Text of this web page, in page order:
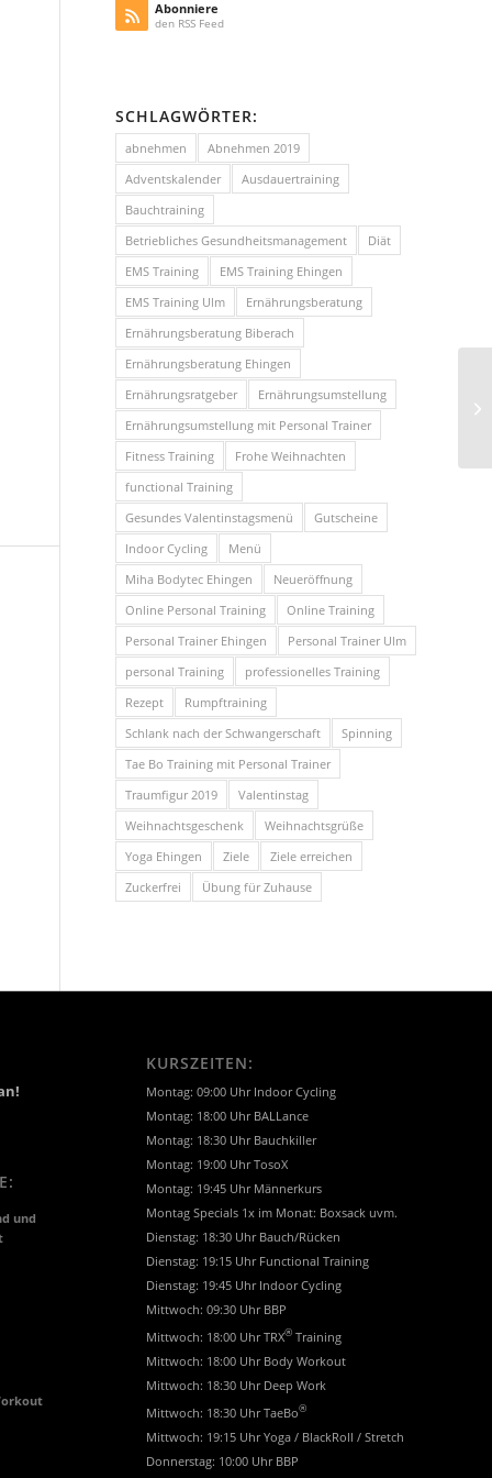
Abonniere
den RSS Feed
SCHLAGWÖRTER:
abnehmen
Abnehmen 2019
Adventskalender
Ausdauertraining
Bauchtraining
Betriebliches Gesundheitsmanagement
Diät
EMS Training
EMS Training Ehingen
EMS Training Ulm
Ernährungsberatung
Ernährungsberatung Biberach
Ernährungsberatung Ehingen
Ernährungsratgeber
Ernährungsumstellung
Ernährungsumstellung mit Personal Trainer
Fitness Training
Frohe Weihnachten
functional Training
Gesundes Valentinstagsmenü
Gutscheine
Indoor Cycling
Menü
Miha Bodytec Ehingen
Neueröffnung
Online Personal Training
Online Training
Personal Trainer Ehingen
Personal Trainer Ulm
personal Training
professionelles Training
Rezept
Rumpftraining
Schlank nach der Schwangerschaft
Spinning
Tae Bo Training mit Personal Trainer
Traumfigur 2019
Valentinstag
Weihnachtsgeschenk
Weihnachtsgrüße
Yoga Ehingen
Ziele
Ziele erreichen
Zuckerfrei
Übung für Zuhause
und
KURSZEITEN:
Montag: 09:00 Uhr Indoor Cycling
Montag: 18:00 Uhr BALLance
Montag: 18:30 Uhr Bauchkiller
Montag: 19:00 Uhr TosoX
Montag: 19:45 Uhr Männerkurs
Montag Specials 1x im Monat: Boxsack uvm.
Dienstag: 18:30 Uhr Bauch/Rücken
Dienstag: 19:15 Uhr Functional Training
Dienstag: 19:45 Uhr Indoor Cycling
Mittwoch: 09:30 Uhr BBP
Mittwoch: 18:00 Uhr TRX®Training
Mittwoch: 18:00 Uhr Body Workout
Mittwoch: 18:30 Uhr Deep Work
Mittwoch: 18:30 Uhr TaeBo®
Mittwoch: 19:15 Uhr Yoga / BlackRoll / Stretch
Donnerstag: 10:00 Uhr BBP